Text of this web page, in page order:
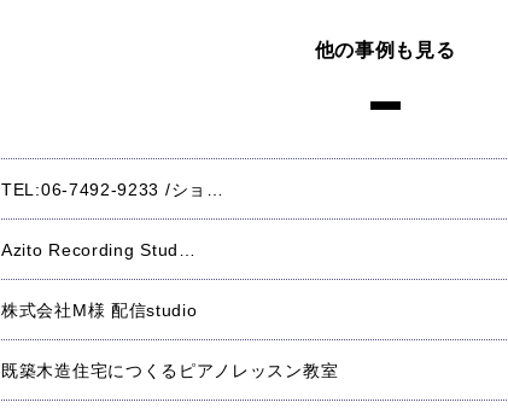
他の事例も見る
TEL:06-7492-9233 /ショ…
Azito Recording Stud…
株式会社M様 配信studio
既築木造住宅につくるピアノレッスン教室